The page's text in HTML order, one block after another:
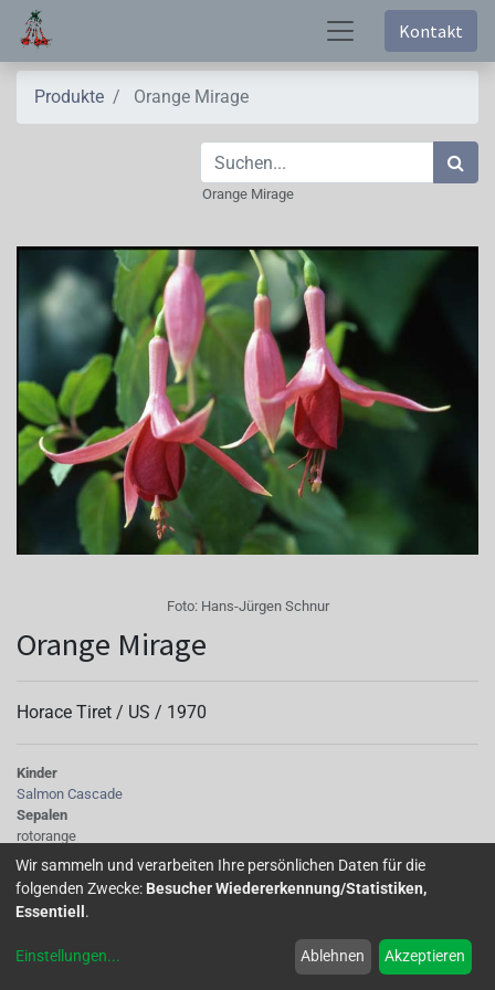
Kontakt
Produkte Orange Mirage
Orange Mirage
Foto: Hans-Jürgen Schnur
Orange Mirage
Horace Tiret / US / 1970
Kinder
Salmon Cascade
Sepalen
rotorange
Korolle/Petalen
orange
Knospe/Blüte
einfach, gross
halb hängend
Wir sammeln und verarbeiten Ihre persönlichen Daten für die
folgenden Zwecke: Besucher Wiedererkennung/Statistiken,
Essentiell .
Einstellungen... Ablehnen Akzeptieren